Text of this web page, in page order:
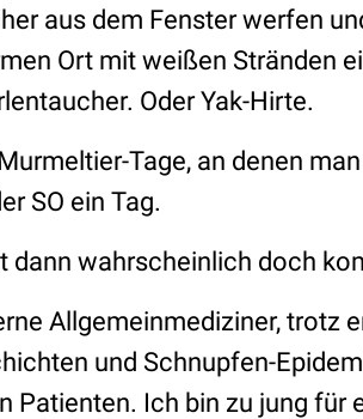
aus dem Fenster werfen
Ort mit weißen Stränden
Oder Yak-Hirte.
Tage, an denen
SO ein Tag.
wahrscheinlich doch
Allgemeinmediziner, trotz
und Schnupfen-
Patienten. Ich bin zu jung für